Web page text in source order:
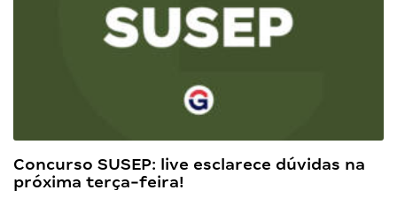
Concurso SUSEP: live esclarece dúvidas na
próxima terça-feira!